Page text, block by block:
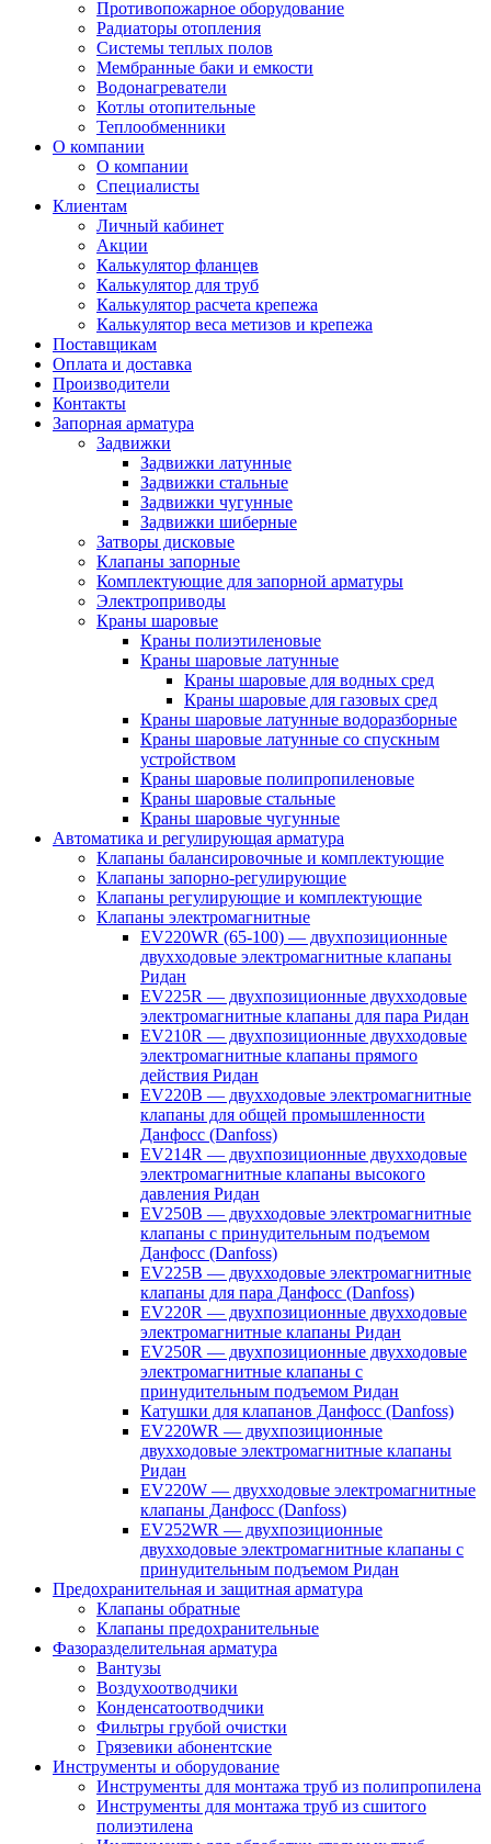
Противопожарное оборудование
Радиаторы отопления
Системы теплых полов
Мембранные баки и емкости
Водонагреватели
Котлы отопительные
Теплообменники
О компании
О компании
Специалисты
Клиентам
Личный кабинет
Акции
Калькулятор фланцев
Калькулятор для труб
Калькулятор расчета крепежа
Калькулятор веса метизов и крепежа
Поставщикам
Оплата и доставка
Производители
Контакты
Запорная арматура
Задвижки
Задвижки латунные
Задвижки стальные
Задвижки чугунные
Задвижки шиберные
Затворы дисковые
Клапаны запорные
Комплектующие для запорной арматуры
Электроприводы
Краны шаровые
Краны полиэтиленовые
Краны шаровые латунные
Краны шаровые для водных сред
Краны шаровые для газовых сред
Краны шаровые латунные водоразборные
Краны шаровые латунные со спускным
устройством
Краны шаровые полипропиленовые
Краны шаровые стальные
Краны шаровые чугунные
Автоматика и регулирующая арматура
Клапаны балансировочные и комплектующие
Клапаны запорно-регулирующие
Клапаны регулирующие и комплектующие
Клапаны электромагнитные
EV220WR (65-100) — двухпозиционные
двухходовые электромагнитные клапаны
Ридан
EV225R — двухпозиционные двухходовые
электромагнитные клапаны для пара Ридан
EV210R — двухпозиционные двухходовые
электромагнитные клапаны прямого
действия Ридан
EV220B — двухходовые электромагнитные
клапаны для общей промышленности
Данфосс (Danfoss)
EV214R — двухпозиционные двухходовые
электромагнитные клапаны высокого
давления Ридан
EV250B — двухходовые электромагнитные
клапаны с принудительным подъемом
Данфосс (Danfoss)
EV225B — двухходовые электромагнитные
клапаны для пара Данфосс (Danfoss)
EV220R — двухпозиционные двухходовые
электромагнитные клапаны Ридан
EV250R — двухпозиционные двухходовые
электромагнитные клапаны с
принудительным подъемом Ридан
Катушки для клапанов Данфосс (Danfoss)
EV220WR — двухпозиционные
двухходовые электромагнитные клапаны
Ридан
EV220W — двухходовые электромагнитные
клапаны Данфосс (Danfoss)
EV252WR — двухпозиционные
двухходовые электромагнитные клапаны с
принудительным подъемом Ридан
Предохранительная и защитная арматура
Клапаны обратные
Клапаны предохранительные
Фазоразделительная арматура
Вантузы
Воздухоотводчики
Конденсатоотводчики
Фильтры грубой очистки
Грязевики абонентские
Инструменты и оборудование
Инструменты для монтажа труб из полипропилена
Инструменты для монтажа труб из сшитого
полиэтилена